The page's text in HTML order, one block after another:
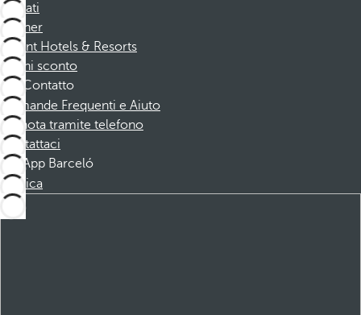
Affiliati
Partner
Dorint Hotels & Resorts
Buoni sconto
Contatto
Domande Frequenti e Aiuto
Prenota tramite telefono
Contattaci
App Barceló
Scarica